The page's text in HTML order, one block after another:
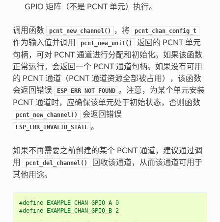
GPIO 矩阵（不是 PCNT 单元）执行。
调用函数 pcnt_new_channel() ，将 pcnt_chan_config_t
作为输入值并调用 pcnt_new_unit()
返回的 PCNT 单元
句柄，可对 PCNT 通道进行分配和初始化。如果该函数
正常运行，会返回一个 PCNT 通道句柄。如果没有可用
的 PCNT 通道（PCNT 通道资源全部被占用），该函数
会返回错误
ESP_ERR_NOT_FOUND 。注意，为某个单元安装
PCNT 通道时，应确保该单元处于初始状态，否则函数
pcnt_new_channel() 会返回错误
ESP_ERR_INVALID_STATE 。
如果不再需要之前创建的某个 PCNT 通道，建议通过调
用
pcnt_del_channel()
回收该通道，从而该通道可用于
其他用途。
#define EXAMPLE_CHAN_GPIO_A 0
#define EXAMPLE_CHAN_GPIO_B 2